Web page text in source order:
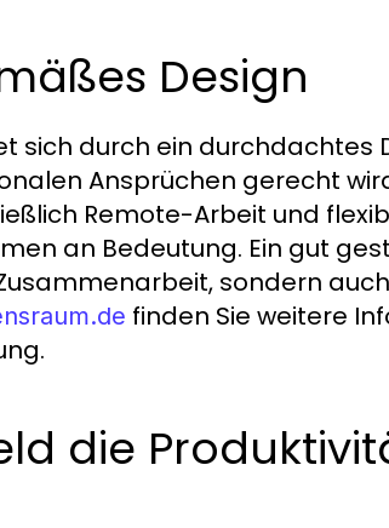
Design
sich durch ein durchdachtes
Ansprüchen gerecht
Remote-Arbeit und
an Bedeutung. Ein gut
sondern
finden Sie weitere
die